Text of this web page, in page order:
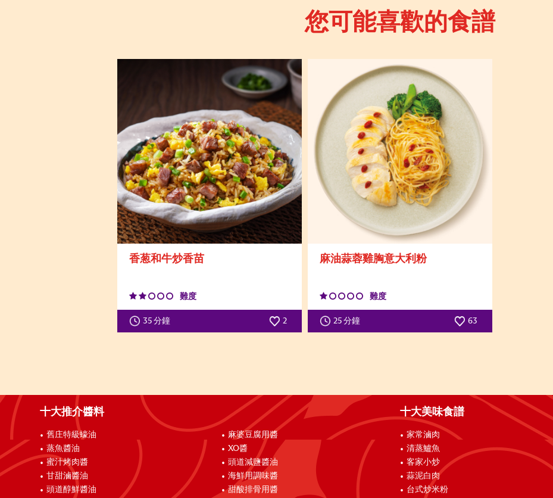
您可能喜歡的食譜
香葱和牛炒香苗
難度
35 分鐘 2
麻油蒜蓉雞胸意大利粉
難度
25 分鐘 63
十大推介醬料
舊庄特級蠔油
蒸魚醬油
蜜汁烤肉醬
甘甜滷醬油
頭道醇鮮醬油
麻婆豆腐用醬
XO醬
頭道減鹽醬油
海鮮用調味醬
甜酸排骨用醬
十大美味食譜
家常滷肉
清蒸鱸魚
客家小炒
蒜泥白肉
台式炒米粉